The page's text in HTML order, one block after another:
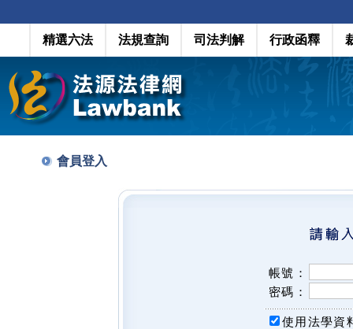
精選六法 法規查詢 司法判解 行政函釋
會員登入
帳號：
密碼：
使用法學資